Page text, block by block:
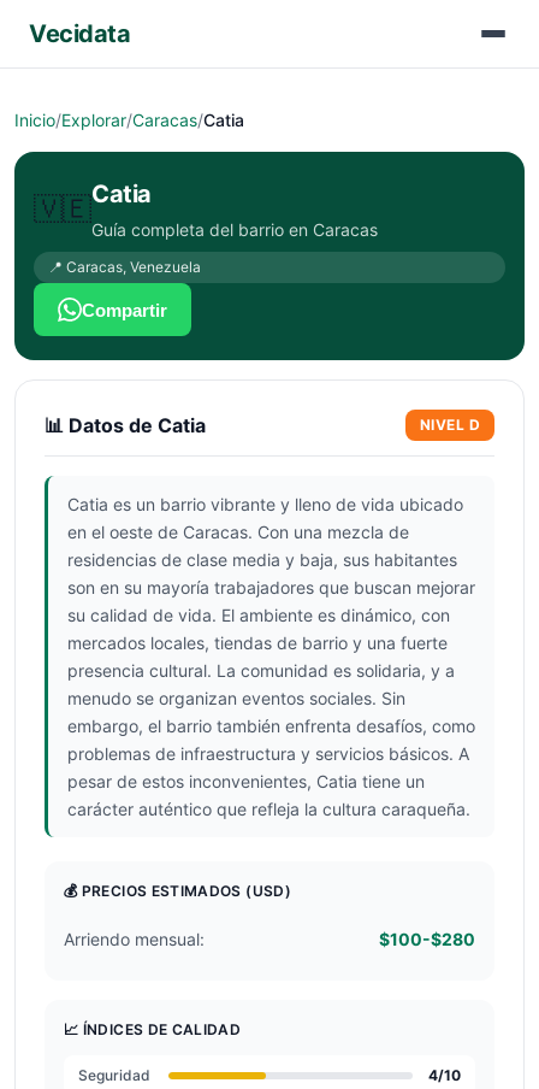
Vecidata
Inicio/Explorar/Caracas/Catia
🇻🇪Catia
Guía completa del barrio en Caracas
📍 Caracas, Venezuela
Compartir
📊 Datos de Catia NIVEL D
Catia es un barrio vibrante y lleno de vida ubicado
en el oeste de Caracas. Con una mezcla de
residencias de clase media y baja, sus habitantes
son en su mayoría trabajadores que buscan mejorar
su calidad de vida. El ambiente es dinámico, con
mercados locales, tiendas de barrio y una fuerte
presencia cultural. La comunidad es solidaria, y a
menudo se organizan eventos sociales. Sin
embargo, el barrio también enfrenta desafíos, como
problemas de infraestructura y servicios básicos. A
pesar de estos inconvenientes, Catia tiene un
carácter auténtico que refleja la cultura caraqueña.
💰 PRECIOS ESTIMADOS (USD)
Arriendo mensual: $100-$280
📈 ÍNDICES DE CALIDAD
Seguridad 4/10